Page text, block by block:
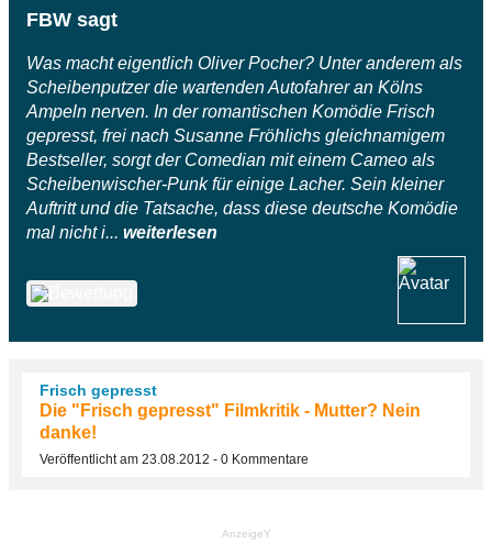
FBW sagt
Was macht eigentlich Oliver Pocher? Unter anderem als
Scheibenputzer die wartenden Autofahrer an Kölns
Ampeln nerven. In der romantischen Komödie Frisch
gepresst, frei nach Susanne Fröhlichs gleichnamigem
Bestseller, sorgt der Comedian mit einem Cameo als
Scheibenwischer-Punk für einige Lacher. Sein kleiner
Auftritt und die Tatsache, dass diese deutsche Komödie
mal nicht i... weiterlesen
Frisch gepresst
Die "Frisch gepresst" Filmkritik - Mutter? Nein
danke!
Veröffentlicht am 23.08.2012 - 0 Kommentare
AnzeigeY